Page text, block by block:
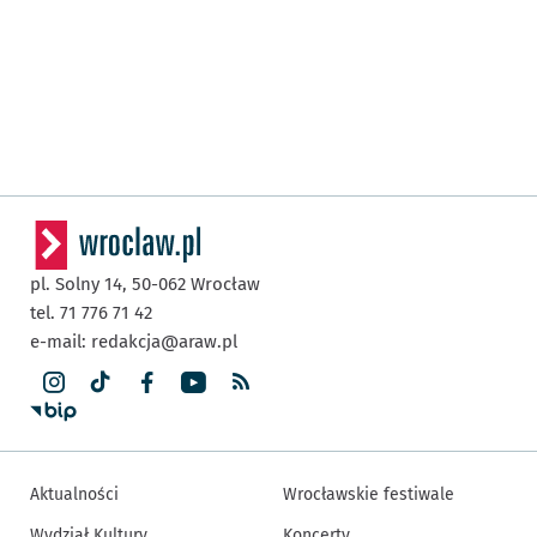
pl. Solny 14, 50-062 Wrocław
tel. 71 776 71 42
e-mail: redakcja@araw.pl
Aktualności
Wrocławskie festiwale